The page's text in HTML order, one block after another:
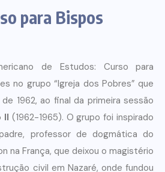
para Bispos
de Estudos: Curso para
no grupo “Igreja dos Pobres” que
1962, ao final da primeira sessão
II (1962-1965). O grupo foi inspirado
professor de dogmática do
na França, que deixou o magistério
civil em Nazaré, onde fundou